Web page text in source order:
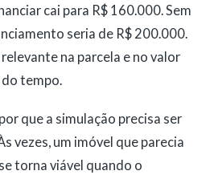
cai para R$ 160.000. Sem
seria de R$ 200.000.
na parcela e no valor
tempo.
que a simulação precisa ser
vezes, um imóvel que parecia
torna viável quando o